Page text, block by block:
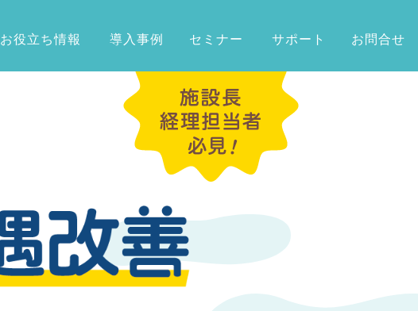
お役立ち情報 導入事例 セミナー サポート お問合せ